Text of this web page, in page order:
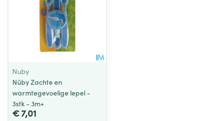
Nuby
Nûby Zachte en
warmtegevoelige lepel -
3stk - 3m+
€ 7,01